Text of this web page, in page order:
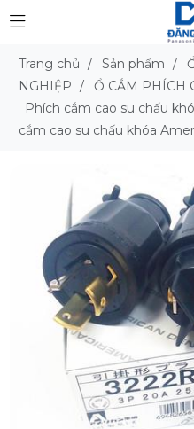
Trang chủ / Sản phẩm /
NGHIỆP / Ổ CẮM PHÍCH
Phích cắm cao su chấu
cắm cao su chấu khóa